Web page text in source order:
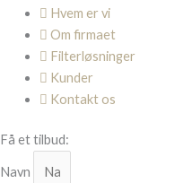
Hvem er vi
Om firmaet
Filterløsninger
Kunder
Kontakt os
Få et tilbud:
Navn